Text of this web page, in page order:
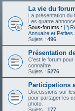
La vie du
La présentation du
Les quatre
Sous-forums :
Annuaire et Petites
Sujets : 496
Présentation
C'est le forum
connaître !
Sujets : 5276
Participations
Discussions sur
pour partager les
photo.
Sujets : 177